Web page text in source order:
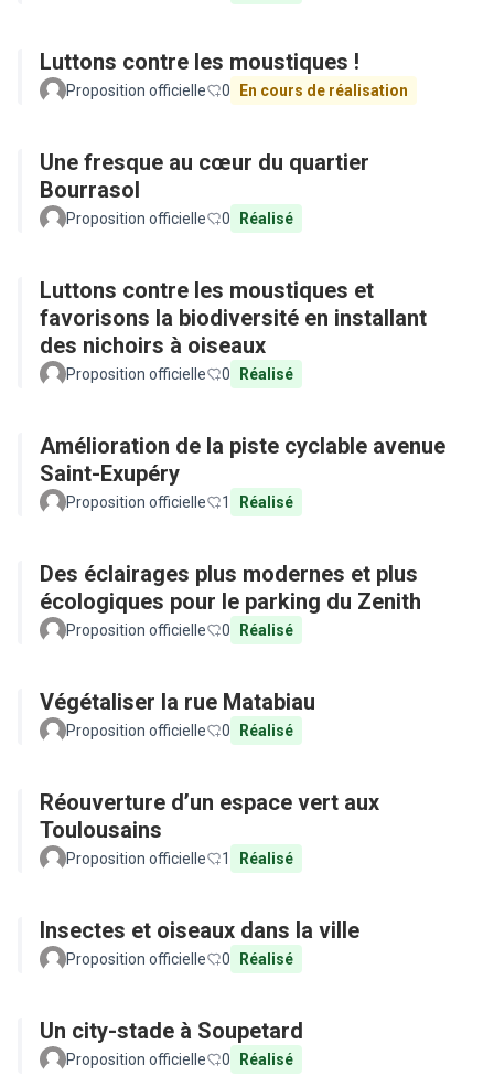
Luttons contre les moustiques !
Proposition officielle 0 En cours de réalisation
Une fresque au cœur du quartier
Bourrasol
Proposition officielle 0 Réalisé
Luttons contre les moustiques et
favorisons la biodiversité en installant
des nichoirs à oiseaux
Proposition officielle 0 Réalisé
Amélioration de la piste cyclable avenue
Saint-Exupéry
Proposition officielle 1 Réalisé
Des éclairages plus modernes et plus
écologiques pour le parking du Zenith
Proposition officielle 0 Réalisé
Végétaliser la rue Matabiau
Proposition officielle 0 Réalisé
Réouverture d’un espace vert aux
Toulousains
Proposition officielle 1 Réalisé
Insectes et oiseaux dans la ville
Proposition officielle 0 Réalisé
Un city-stade à Soupetard
Proposition officielle 0 Réalisé